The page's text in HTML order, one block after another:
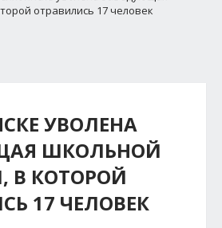
отравились 17 человек
УВОЛЕНА
ШКОЛЬНОЙ
В КОТОРОЙ
17 ЧЕЛОВЕК